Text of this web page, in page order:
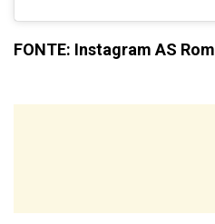
FONTE: Instagram AS